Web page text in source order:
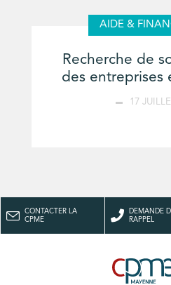
AIDE &
Recherche de
des entreprises
17
CONTACTER LA
CPME
DEMANDE
RAPPEL